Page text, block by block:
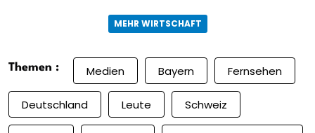
MEHR WIRTSCHAFT
Themen : Medien Bayern Fernsehen
Deutschland Leute Schweiz